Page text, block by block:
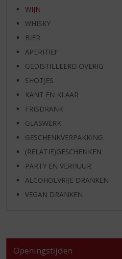
WIJN
WHISKY
BIER
APERITIEF
GEDISTILLEERD OVERIG
SHOTJES
KANT EN KLAAR
FRISDRANK
GLASWERK
GESCHENKVERPAKKING
(RELATIE)GESCHENKEN
PARTY EN VERHUUR
ALCOHOLVRIJE DRANKEN
VEGAN DRANKEN
Openingstijden